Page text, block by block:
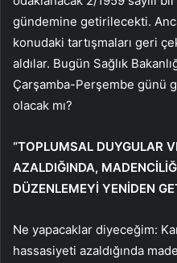
gündemine getirilecekti.
konudaki tartışmaları geri
aldılar. Bugün Sağlık
Çarşamba-Perşembe günü
olacak mı?
“TOPLUMSAL DUYGULAR
AZALDIĞINDA,
DÜZENLEMEYİ YENİDEN
Ne yapacaklar diyeceğim:
hassasiyeti azaldığında